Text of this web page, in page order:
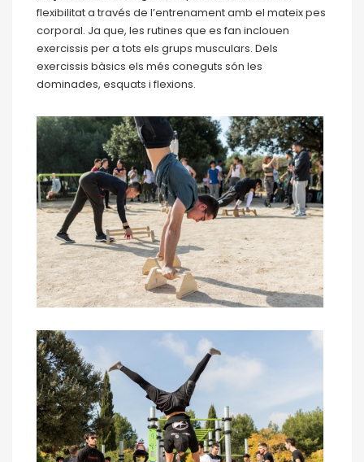
flexibilitat a través de l’entrenament amb el mateix pes
corporal. Ja que, les rutines que es fan inclouen
exercissis per a tots els grups musculars. Dels
exercissis bàsics els més coneguts són les
dominades, esquats i flexions.